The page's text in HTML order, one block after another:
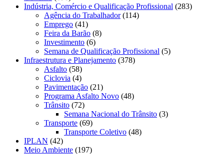
Indústria, Comércio e Qualificação Profissional (283)
Agência do Trabalhador(114)
Emprego (41)
Feira da Barão (8)
Investimento (6)
Semana de Qualificação Profissional (5)
Infraestrutura e Planejamento (378)
Asfalto (58)
Ciclovia (4)
Pavimentação (21)
Programa Asfalto Novo (48)
Trânsito (72)
Semana Nacional do Trânsito (3)
Transporte (69)
Transporte Coletivo (48)
IPLAN (42)
Meio Ambiente (197)